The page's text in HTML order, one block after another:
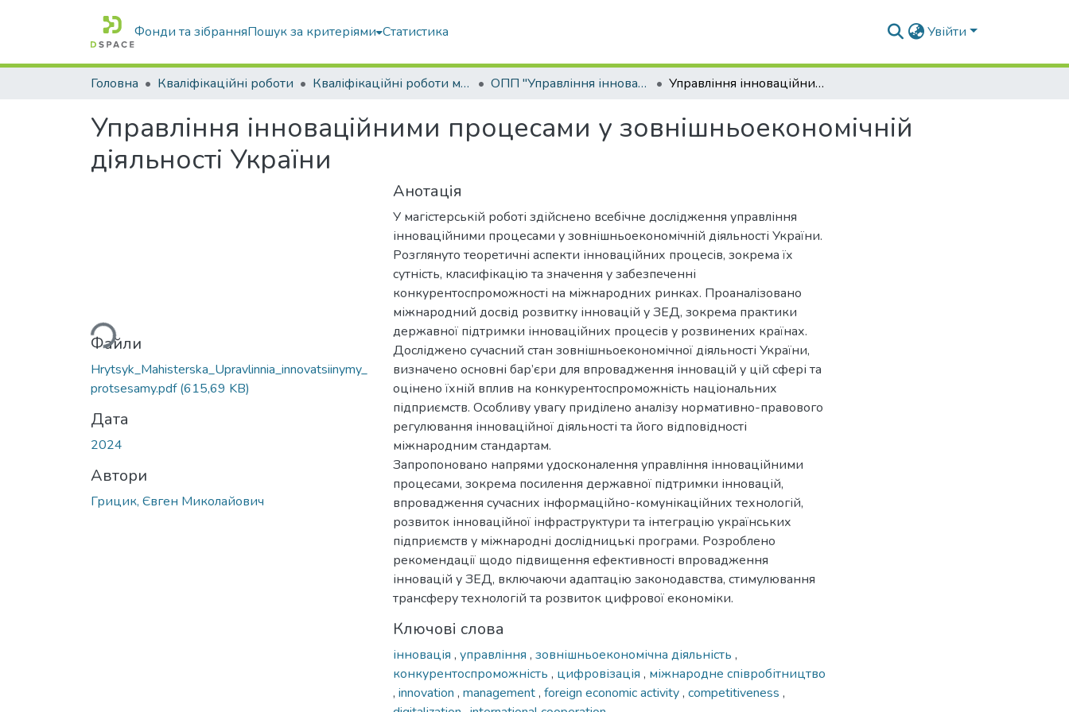
Фонди та зібранняПошук за критеріями Статистика Увійти
Головна Кваліфікаційні роботи Кваліфікаційні роботи магістрів ОПП "Управління інноваційною та консалтинговою діяльністю" Управління інноваційними процесами у зовнішньоекономічній діяльності України
Управління інноваційними процесами у зовнішньоекономічній
діяльності України
Вантажиться...
Файли
Hrytsyk_Mahisterska_Upravlinnia_innovatsiinymy_
protsesamy.pdf(615,69 KB)
Дата
2024
Автори
Грицик, Євген Миколайович
Анотація
У магістерській роботі здійснено всебічне дослідження управління
інноваційними процесами у зовнішньоекономічній діяльності України.
Розглянуто теоретичні аспекти інноваційних процесів, зокрема їх
сутність, класифікацію та значення у забезпеченні
конкурентоспроможності на міжнародних ринках. Проаналізовано
міжнародний досвід розвитку інновацій у ЗЕД, зокрема практики
державної підтримки інноваційних процесів у розвинених країнах.
Досліджено сучасний стан зовнішньоекономічної діяльності України,
визначено основні бар’єри для впровадження інновацій у цій сфері та
оцінено їхній вплив на конкурентоспроможність національних
підприємств. Особливу увагу приділено аналізу нормативно-правового
регулювання інноваційної діяльності та його відповідності
міжнародним стандартам.
Запропоновано напрями удосконалення управління інноваційними
процесами, зокрема посилення державної підтримки інновацій,
впровадження сучасних інформаційно-комунікаційних технологій,
розвиток інноваційної інфраструктури та інтеграцію українських
підприємств у міжнародні дослідницькі програми. Розроблено
рекомендації щодо підвищення ефективності впровадження
інновацій у ЗЕД, включаючи адаптацію законодавства, стимулювання
трансферу технологій та розвиток цифрової економіки.
Ключові слова
інновація , управління , зовнішньоекономічна діяльність ,
конкурентоспроможність , цифровізація , міжнародне співробітництво
, innovation , management, foreign economic activity, competitiveness ,